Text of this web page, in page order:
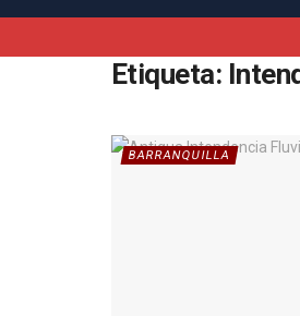
Etiqueta:
BARRANQUILLA